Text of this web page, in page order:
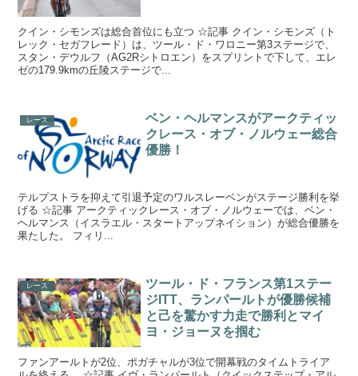
クイン・シモンズは総合首位にも立つ ☆記事 クイン・シモンズ（ト
レック・セガフレード）は、ツール・ド・ワロニー第3ステージで、
スタン・デウルフ（AG2Rシトロエン）をスプリントで下して、エレ
ゼの179.9kmの丘陵ステージで...
レース
ベン・ヘルマンスがアークティッ
クレース・オブ・ノルウェー総合
優勝！
テルプストラを抑えて引退予定のワルスレーベンがステージ勝利を挙
げる ☆記事 アークティックレース・オブ・ノルウェーでは、ベン・
ヘルマンス（イスラエル・スタートアップネイション）が総合優勝を
果たした。 フィリ...
レース
ツール・ド・フランス第1ステー
ジITT、ランパールトが優勝候補
と己を驚かす力走で勝利とマイ
ヨ・ジョーヌを掴む
ファンアールトが2位、ポガチャルが3位で開幕戦のタイムトライア